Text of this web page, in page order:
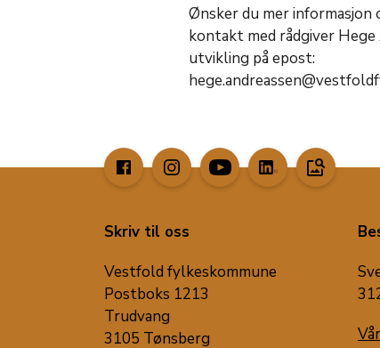
Ønsker du mer
kontakt med rådgiver Hege
utvikling på epost:
image_search
Skriv til oss
Vestfold fylkeskommune
Postboks 1213
Trudvang
3105 Tønsberg